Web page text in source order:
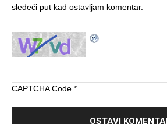
sledeći put kad ostavljam komentar.
CAPTCHA Code *